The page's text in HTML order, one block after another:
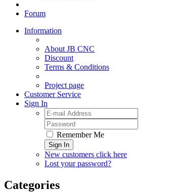
Forum
Information
About JB CNC
Discount
Terms & Conditions
Project page
Customer Service
Sign In
Remember Me
Sign In
New customers click here
Lost your password?
Categories